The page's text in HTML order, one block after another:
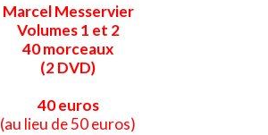
Marcel Messervier
Volumes 1 et 2
40 morceaux
(2 DVD)
40 euros
(au lieu de 50 euros)